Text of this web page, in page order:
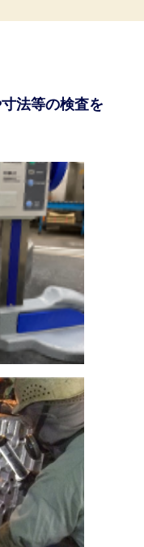
法等の検査を